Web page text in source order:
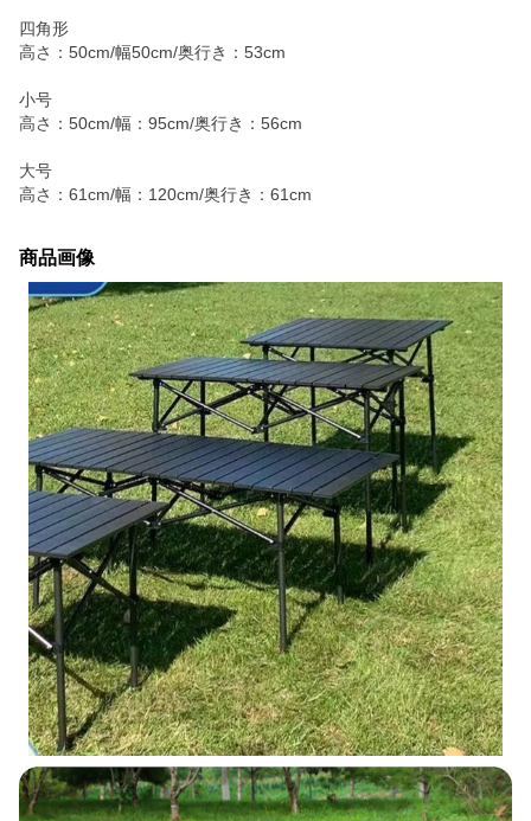
四角形
高さ：50cm/幅50cm/奥行き：53cm
小号
高さ：50cm/幅：95cm/奥行き：56cm
大号
高さ：61cm/幅：120cm/奥行き：61cm
商品画像